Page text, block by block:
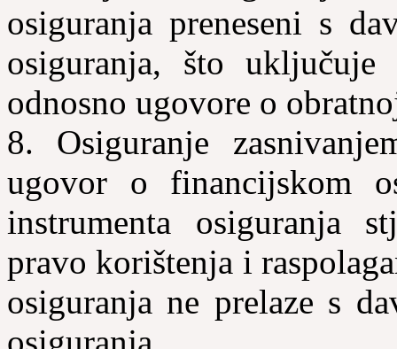
osiguranja preneseni s
osiguranja, što
odnosno ugovore o
8. Osiguranje
ugovor o financijskom
instrumenta osiguranja
pravo korištenja i
osiguranja ne prelaze s
osiguranja,